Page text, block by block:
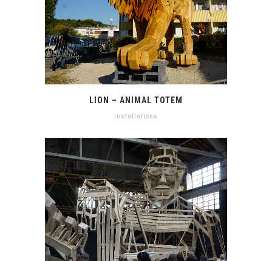
LION – ANIMAL TOTEM
Installations